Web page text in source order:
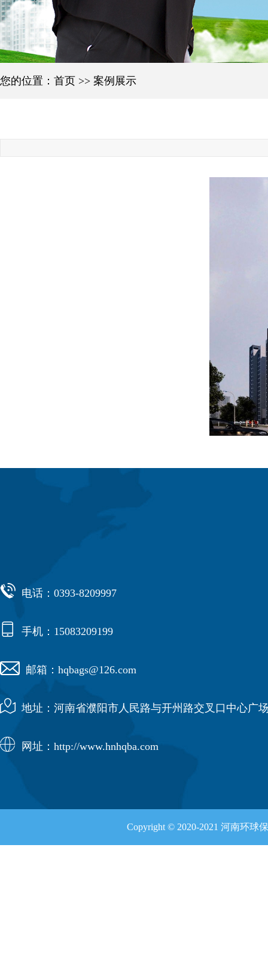
您的位置： 首页 >> 案例展示
 电话：0393-8209997
 手机：15083209199
 邮箱：hqbags@126.com
 地址：河南省濮阳市人民路与开州路交叉口中心广
 网址：http://www.hnhqba.com
Copyright © 2020-2021 河南环球